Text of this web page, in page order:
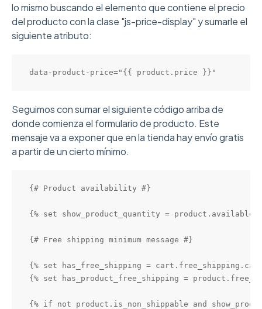
lo mismo buscando el elemento que contiene el precio
del producto con la clase "js-price-display" y sumarle el
siguiente atributo:
data - product - price=" { { product . price } } "
Seguimos con sumar el siguiente código arriba de
donde comienza el formulario de producto. Este
mensaje va a exponer que en la tienda hay envío gratis
a partir de un cierto mínimo.
{# Product availability #}
{% set show_product_quantity = product.available
{# Free shipping minimum message #}
{% set has_free_shipping =
{% set has_product_free_shipping =
{% if not product.is_non_shippable and